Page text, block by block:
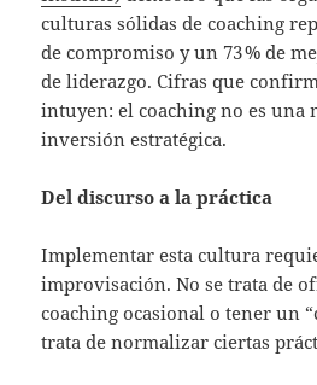
culturas sólidas de coaching
de compromiso y un 73 % de
de liderazgo. Cifras que
intuyen: el coaching no es una
inversión estratégica.
Del discurso a la práctica
Implementar esta cultura
improvisación. No se trata de
coaching ocasional o tener un
trata de normalizar ciertas